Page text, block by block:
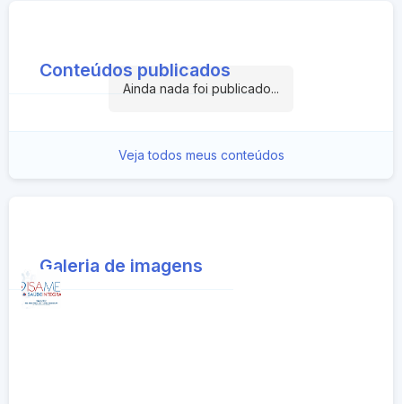
Conteúdos publicados
Ainda nada foi publicado...
Veja todos meus conteúdos
Galeria de imagens